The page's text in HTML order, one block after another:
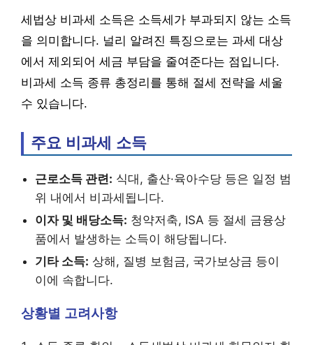
세법상 비과세 소득은 소득세가 부과되지 않는 소득
을 의미합니다. 널리 알려진 특징으로는 과세 대상
에서 제외되어 세금 부담을 줄여준다는 점입니다.
비과세 소득 종류 총정리를 통해 절세 전략을 세울
수 있습니다.
주요 비과세 소득
근로소득 관련: 식대, 출산·육아수당 등은 일정 범
위 내에서 비과세됩니다.
이자 및 배당소득: 청약저축, ISA 등 절세 금융상
품에서 발생하는 소득이 해당됩니다.
기타 소득: 상해, 질병 보험금, 국가보상금 등이
이에 속합니다.
상황별 고려사항